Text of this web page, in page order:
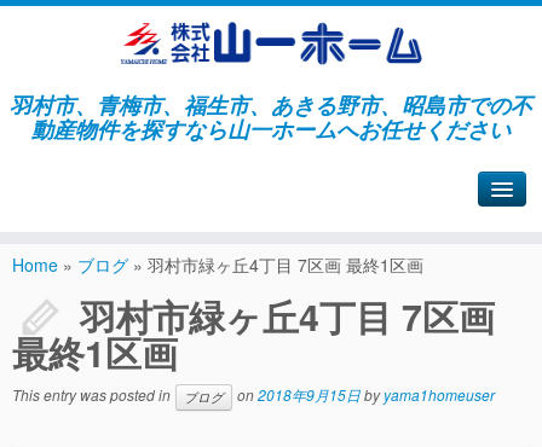
羽村市、青梅市、福生市、あきる野市、昭島市での不
動産物件を探すなら山一ホームへお任せください
Home » ブログ » 羽村市緑ヶ丘4丁目 7区画 最終1区画
羽村市緑ヶ丘4丁目 7区画
最終1区画
This entry was posted in ブログ on2018年9月15日byyama1homeuser